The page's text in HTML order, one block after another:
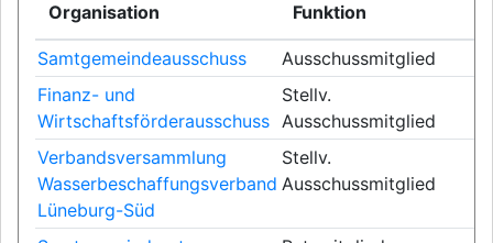
Organisation Funktion
Samtgemeindeausschuss
Ausschussmitglied
Finanz- und
Wirtschaftsförderausschuss
Stellv.
Ausschussmitglied
Verbandsversammlung
Wasserbeschaffungsverband
Lüneburg-Süd
Stellv.
Ausschussmitglied